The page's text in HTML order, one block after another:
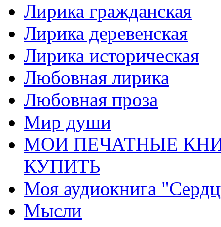
Лирика гражданская
Лирика деревенская
Лирика историческая
Любовная лирика
Любовная проза
Мир души
МОИ ПЕЧАТНЫЕ
КУПИТЬ
Моя аудиокнига
Мысли